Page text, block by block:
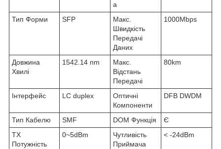
а
Тип Форми SFP
Макс.
Швидкість
Передачі
Даних
1000Mbps
Довжина
Хвилі
1542.14 nm
Макс.
Відстань
Передачі
80km
Інтерфейс LC duplex
Оптичні
Компоненти
DFB DWDM
Тип Кабелю SMF DOM Функція
Є
TX
Потужність
0~5dBm
Чутливість
Приймача
< -24dBm